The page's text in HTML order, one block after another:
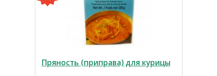
Пряность (приправа) для курицы